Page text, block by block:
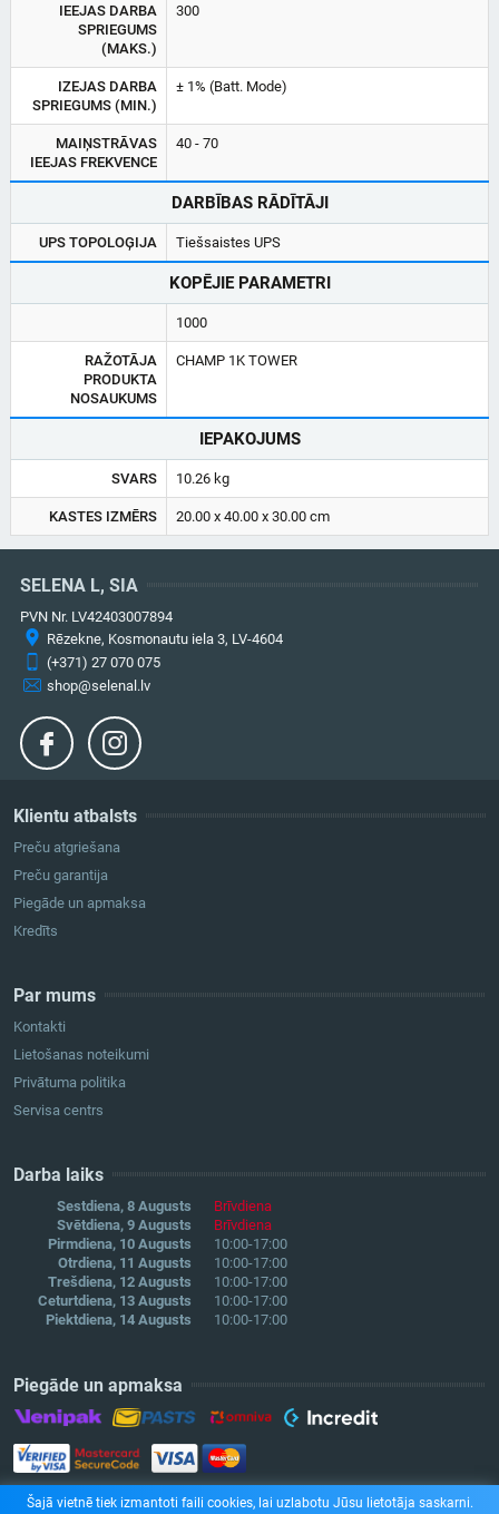
IEEJAS DARBA
SPRIEGUMS
(MAKS.)
300
IZEJAS DARBA
SPRIEGUMS (MIN.)
± 1% (Batt. Mode)
MAIŅSTRĀVAS
IEEJAS FREKVENCE
40 - 70
DARBĪBAS RĀDĪTĀJI
UPS TOPOLOĢIJA Tiešsaistes UPS
KOPĒJIE PARAMETRI
1000
RAŽOTĀJA
PRODUKTA
NOSAUKUMS
CHAMP 1K TOWER
IEPAKOJUMS
SVARS 10.26 kg
KASTES IZMĒRS 20.00 x 40.00 x 30.00 cm
Klientu atbalsts
Preču atgriešana
Preču garantija
Piegāde un apmaksa
Kredīts
Par mums
Kontakti
Lietošanas noteikumi
Privātuma politika
Servisa centrs
Darba laiks
Sestdiena, 8 Augusts
Brīvdiena
Svētdiena, 9 Augusts
Brīvdiena
Pirmdiena, 10 Augusts
10:00-17:00
Otrdiena, 11 Augusts
10:00-17:00
Trešdiena, 12 Augusts
10:00-17:00
Ceturtdiena, 13 Augusts
10:00-17:00
Piektdiena, 14 Augusts
10:00-17:00
Piegāde un apmaksa
SELENA L, SIA
PVN Nr. LV42403007894
Rēzekne, Kosmonautu iela 3, LV-4604
(+371) 27 070 075
shop@selenal.lv
Šajā vietnē tiek izmantoti faili cookies, lai uzlabotu Jūsu lietotāja saskarni.